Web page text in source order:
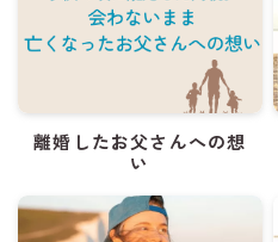
離婚したお父さんへの想
い